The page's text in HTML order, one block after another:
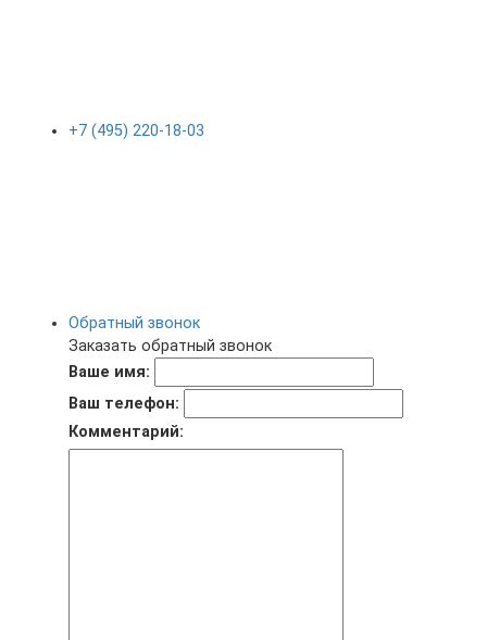
+7 (495) 220-18-03
Обратный звонок
Заказать обратный звонок
Ваше имя:
Ваш телефон:
Комментарий: